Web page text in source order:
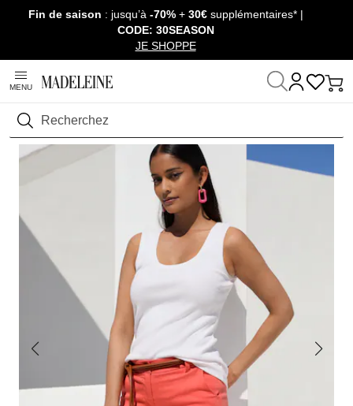
Passer la navigation, aller au contenu
Fin de saison : jusqu’à -70%+ 30€ supplémentaires* |
CODE: 30SEASON
JE SHOPPE
MENU
Rechercher
Maison Prêt-à-Porter